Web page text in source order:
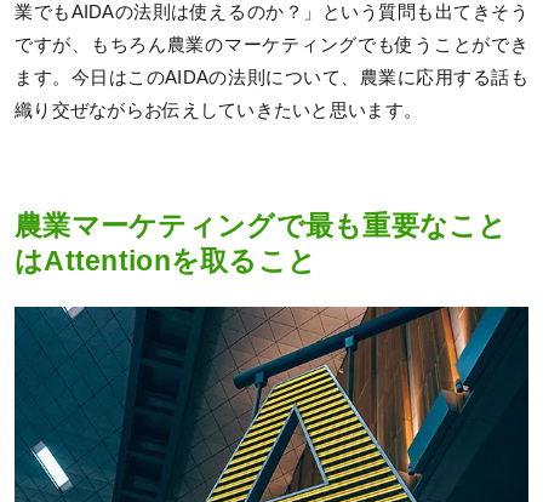
業でもAIDAの法則は使えるのか？」という質問も出てきそう
ですが、もちろん農業のマーケティングでも使うことができ
ます。今日はこのAIDAの法則について、農業に応用する話も
織り交ぜながらお伝えしていきたいと思います。
農業マーケティングで最も重要なこと
はAttentionを取ること